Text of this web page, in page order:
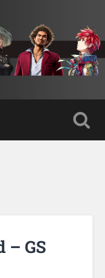
– GS